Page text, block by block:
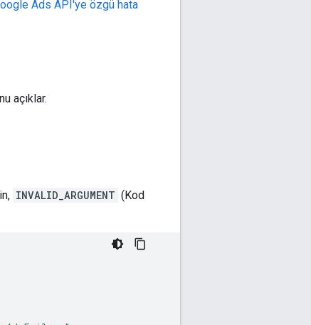
Ads API'ye özgü hata
açıklar.
INVALID_ARGUMENT (Kod